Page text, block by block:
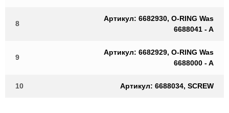
8
Артикул: 6682930, O-RING Was
6688041 - A
9
Артикул: 6682929, O-RING Was
6688000 - A
10 Артикул: 6688034, SCREW